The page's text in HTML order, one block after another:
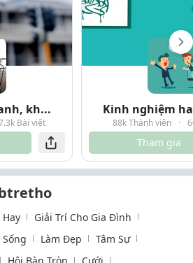
kh...
Bài viết
Kinh nghiệm
88k Thành viên ·
Tham gia
Giải Trí Cho Gia Đình
Làm Đẹp
Tâm Sự